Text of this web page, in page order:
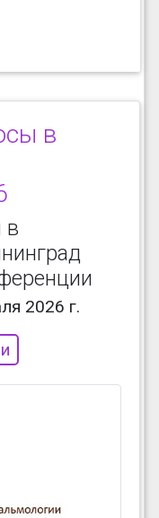
в
в
2026 г.